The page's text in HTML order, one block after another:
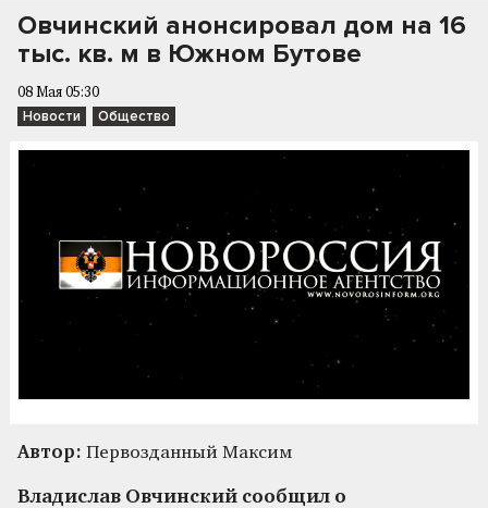
Овчинский анонсировал дом на 16
тыс. кв. м в Южном Бутове
08 Мая 05:30
Новости Общество
Автор: Первозданный Максим
Владислав Овчинский сообщил о